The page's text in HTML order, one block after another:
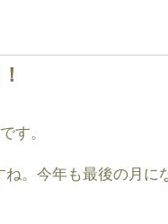
す。
ね。今年も最後の月に